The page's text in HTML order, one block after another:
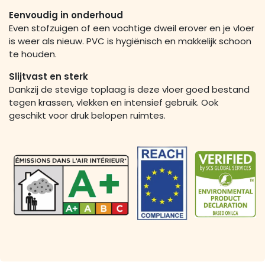
Eenvoudig in onderhoud
Even stofzuigen of een vochtige dweil erover en je vloer
is weer als nieuw. PVC is hygiënisch en makkelijk schoon
te houden.
Slijtvast en sterk
Dankzij de stevige toplaag is deze vloer goed bestand
tegen krassen, vlekken en intensief gebruik. Ook
geschikt voor druk belopen ruimtes.